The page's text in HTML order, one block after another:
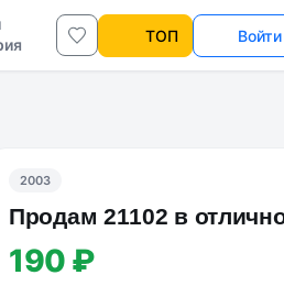
ТОП Войти
2003
Продам 21102 в
190 ₽